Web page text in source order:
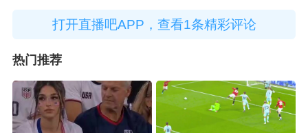
打开直播吧APP，查看1条精彩评论
热门推荐